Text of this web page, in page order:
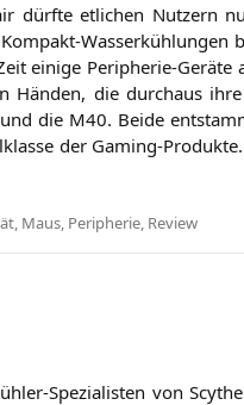
dürf­te etli­chen Nut­zern
Was­ser­küh­lun­gen
eini­ge Peri­phe­rie-
Hän­den, die durch­aus
und die M40. Bei­de
der Gam­ing-
Maus Peripherie Review
Spe­zia­lis­ten von